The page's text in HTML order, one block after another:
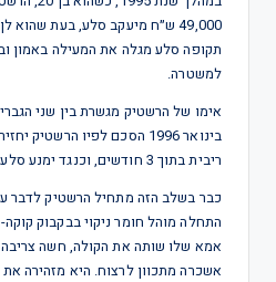
49,000 ש״ח מיעקב סלע, בעת
תקופה סלע מגלה את המעילה באמון
למשטרה.
אימו של הרשטיק מגשרת בין שני
ריבית בתוך 3 חודשים, וכנגד ימנע סלע מהגשת תלונה במשטרה.
כבר בשלב הזה מתחיל הרשטיק לדבר
התחלה מוהל חומר ניקוי בבקבוק
אמא שלו שותה את הקולה, חשה
אשכרה מתכוון לרצוח. היא מזהירה